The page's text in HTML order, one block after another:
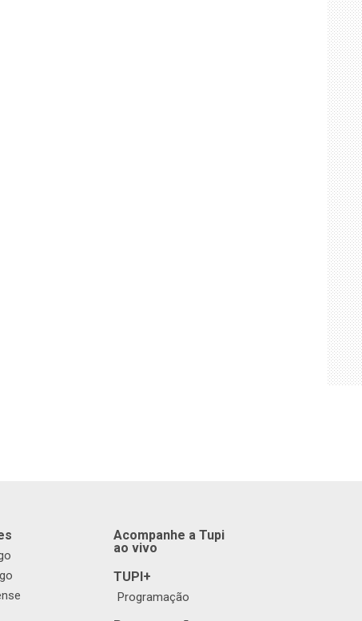
Acompanhe a Tupi
ao vivo
TUPI+
Programação